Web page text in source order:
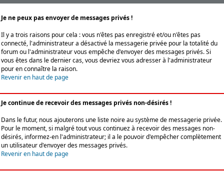
Je ne peux pas envoyer de messages privés !
Il y a trois raisons pour cela : vous n'êtes pas enregistré et/ou n'êtes pas
connecté, l'administrateur a désactivé la messagerie privée pour la totalité du
forum ou l'administrateur vous empêche d'envoyer des messages privés. Si
vous êtes dans le dernier cas, vous devriez vous adresser à l'administrateur
pour en connaître la raison.
Revenir en haut de page
Je continue de recevoir des messages privés non-désirés !
Dans le futur, nous ajouterons une liste noire au système de messagerie privée.
Pour le moment, si malgré tout vous continuez à recevoir des messages non-
désirés, informez-en l'administrateur; il a le pouvoir d'empêcher complètement
un utilisateur d'envoyer des messages privés.
Revenir en haut de page